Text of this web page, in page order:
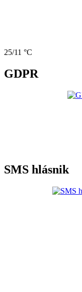
25/11 °C
GDPR
SMS hlásnik